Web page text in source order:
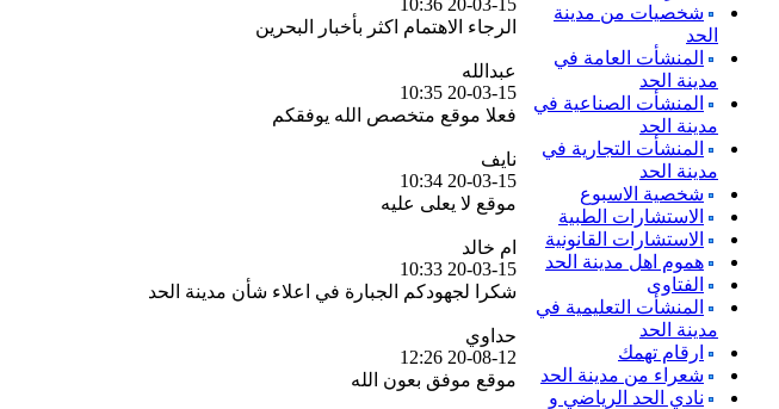
شخصيات من مدينة
الحد
المنشأت العامة في
مدينة الحد
المنشأت الصناعية في
مدينة الحد
المنشأت التجارية في
مدينة الحد
شخصية الاسبوع
الاستشارات الطبية
الاستشارات القانونية
هموم اهل مدينة الحد
الفتاوى
المنشأت التعليمية في
مدينة الحد
ارقام تهمك
شعراء من مدينة الحد
نادي الحد الرياضي و
20-03-15 10:36
الرجاء اﻻهتمام اكثر بأخبار البحرين
عبدالله
20-03-15 10:35
فعلا موقع متخصص الله يوفقكم
نايف
20-03-15 10:34
موقع ﻻ يعلى عليه
ام خالد
20-03-15 10:33
شكرا لجهودكم الجبارة في اعلاء شأن مدينة الحد
حداوي
20-08-12 12:26
موقع موفق بعون الله